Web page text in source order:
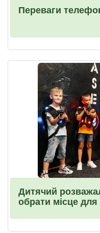
Переваги
Дитячий
обрати місце